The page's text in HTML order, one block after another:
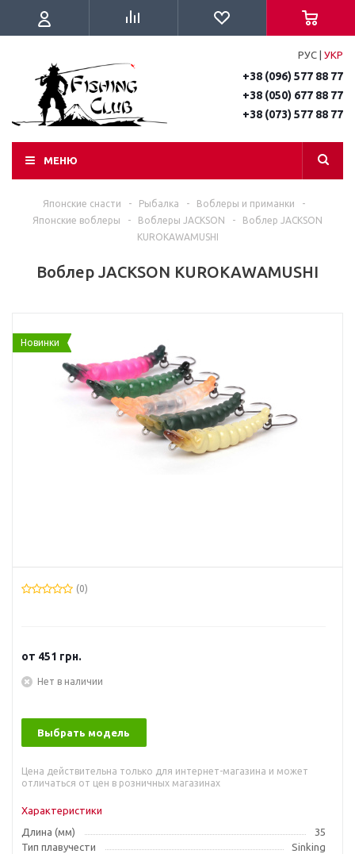
РУС УКР
+38 (096) 577 88 77
+38 (050) 677 88 77
+38 (073) 577 88 77
МЕНЮ
Японские снасти - Рыбалка - Воблеры и приманки
-
Японские воблеры
- Воблеры JACKSON -
Воблер JACKSON
KUROKAWAMUSHI
Воблер JACKSON KUROKAWAMUSHI
Новинки
(0)
от 451 грн.
Нет в наличии
Выбрать модель
Цена действительна только для интернет-магазина и может
отличаться от цен в розничных магазинах
Характеристики
Длина (мм)
35
Тип плавучести
Sinking